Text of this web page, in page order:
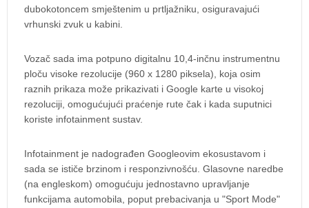
dubokotoncem smještenim u prtljažniku, osiguravajući
vrhunski zvuk u kabini.
Vozač sada ima potpuno digitalnu 10,4-inčnu instrumentnu
ploču visoke rezolucije (960 x 1280 piksela), koja osim
raznih prikaza može prikazivati i Google karte u visokoj
rezoluciji, omogućujući praćenje rute čak i kada suputnici
koriste infotainment sustav.
Infotainment je nadograđen Googleovim ekosustavom i
sada se ističe brzinom i responzivnošću. Glasovne naredbe
(na engleskom) omogućuju jednostavno upravljanje
funkcijama automobila, poput prebacivanja u "Sport Mode"